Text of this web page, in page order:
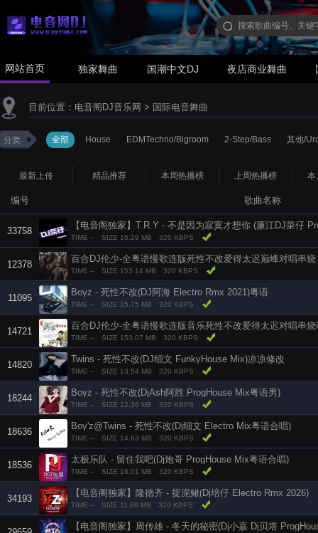
网站首页 独家舞曲 国潮中文DJ 夜店商业舞曲
目前位置： 电音阁DJ音乐网 > 国际电音舞曲
分类 全部 House EDMTechno/Bigroom 2-Step/Bass 其他/
最新上传 精品推荐 本周热播榜 上周热播榜 本
编号 歌曲名称
33758
TIME -- SIZE 16.29 MB 320 KBPS
12378
百合DJ伦少-全粤语慢歌连版死性不改爱得太迟巅峰对唱串烧
TIME -- SIZE 153.14 MB 320 KBPS
11095
Boyz - 死性不改(DJ阿海 Electro Rmx 2021)粤语
TIME -- SIZE 15.75 MB 320 KBPS
14721
百合DJ伦少-全粤语慢歌连版音乐死性不改爱得太迟对唱串烧
TIME -- SIZE 153.07 MB 320 KBPS
14820
Twins - 死性不改(DJ细文 FunkyHouse Mix)凉凉修改
TIME -- SIZE 13.54 MB 320 KBPS
18244
Boyz - 死性不改(DjAsh阿胜 ProgHouse Mix粤语男)
TIME -- SIZE 12.36 MB 320 KBPS
18636
Boy'z@Twins - 死性不改(Dj细文 Electro Mix粤语合唱)
TIME -- SIZE 14.63 MB 320 KBPS
18536
太极乐队 - 留住我吧(Dj炮哥 ProgHouse Mix粤语合唱)
TIME -- SIZE 16.01 MB 320 KBPS
34193
【电音阁独家】隆德齐 - 捉泥鳅(Dj培仔 Electro Rmx 2026)
TIME -- SIZE 11.68 MB 320 KBPS
【电音阁独家】周传雄 - 冬天的秘密(Dj小嘉 Dj贝塔